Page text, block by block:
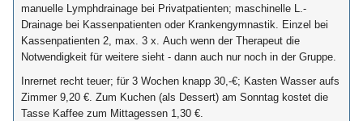
manuelle Lymphdrainage bei Privatpatienten; maschinelle L.-
Drainage bei Kassenpatienten oder Krankengymnastik. Einzel bei
Kassenpatienten 2, max. 3 x. Auch wenn der Therapeut die
Notwendigkeit für weitere sieht - dann auch nur noch in der Gruppe.
Inrernet recht teuer; für 3 Wochen knapp 30,-€; Kasten Wasser aufs
Zimmer 9,20 €. Zum Kuchen (als Dessert) am Sonntag kostet die
Tasse Kaffee zum Mittagessen 1,30 €.